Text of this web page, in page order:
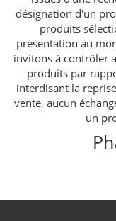
désignation d'un
produits
présentation au
invitons à contrôler
produits par
interdisant la
vente, aucun
un